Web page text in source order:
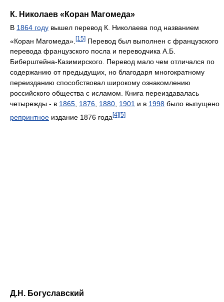
К. Николаев «Коран Магомеда»
В 1864 году вышел перевод К. Николаева под названием
«Коран Магомеда». [15] Перевод был выполнен с французского
перевода французского посла и переводчика А.Б.
Биберштейна-Казимирского. Перевод мало чем отличался по
содержанию от предыдущих, но благодаря многократному
переизданию способствовал широкому ознакомлению
российского общества с исламом. Книга переиздавалась
четырежды - в 1865, 1876, 1880, 1901 и в 1998 было выпущено
репринтное издание 1876 года [4] [5]
Д.Н. Богуславский